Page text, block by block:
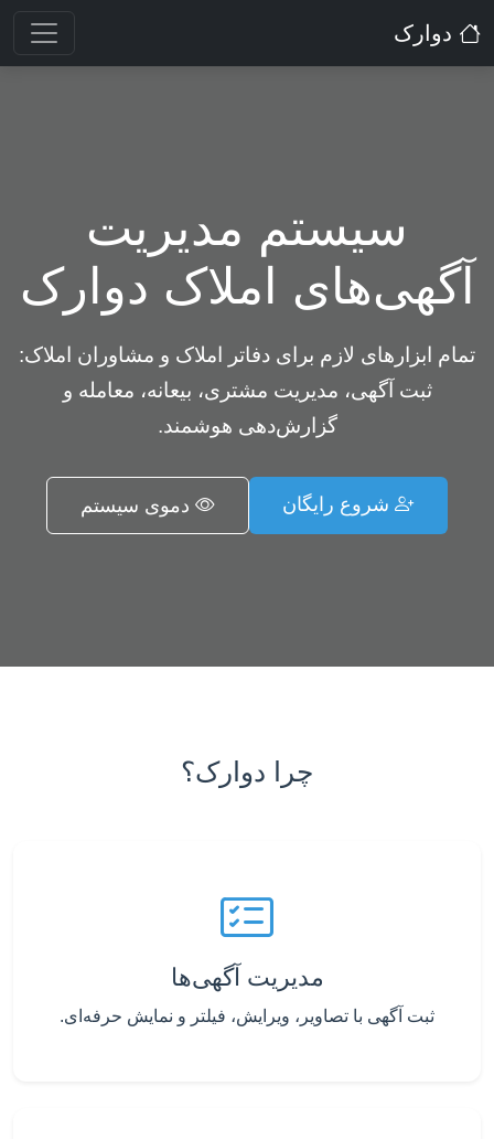
دوارک
سیستم مدیریت
آگهی‌های املاک دوارک
تمام ابزارهای لازم برای دفاتر املاک و مشاوران املاک:
ثبت آگهی، مدیریت مشتری، بیعانه، معامله و
گزارش‌دهی هوشمند.
شروع رایگان دموی سیستم
چرا دوارک؟
مدیریت آگهی‌ها
ثبت آگهی با تصاویر، ویرایش، فیلتر و نمایش حرفه‌ای.